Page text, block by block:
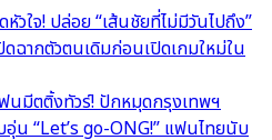
วใจ! ปล่อย “เส้นชัยที่ไม่มีวันไปถึง”
ฉากตัวตนเดิมก่อนเปิดเกมใหม่ใน
นมีตติ้งทัวร์! ปักหมุดกรุงเทพฯ
อุ่น “Let’s go-ONG!” แฟนไทยนับ